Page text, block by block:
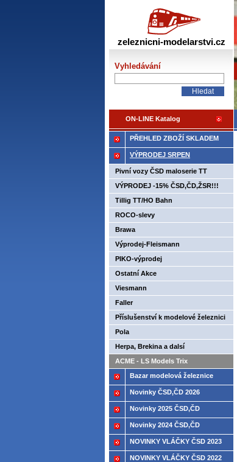
PŘEHLED ZBOŽÍ SKLADEM
VÝPRODEJ SRPEN
Pivní vozy ČSD maloserie TT
VÝPRODEJ -15% ČSD,ČD,ŽSR!!!
Tillig TT/HO Bahn
ROCO-slevy
Brawa
Výprodej-Fleismann
PIKO-výprodej
Ostatní Akce
Viesmann
Faller
Příslušenství k modelové železnici
až -30%
Pola
Herpa, Brekina a dalsí
ACME - LS Models Trix
Bazar modelová železnice
Novinky ČSD,ČD 2026
Novinky 2025 ČSD,ČD
Novinky 2024 ČSD,ČD
NOVINKY VLÁČKY ČSD 2023
NOVINKY VLÁČKY ČSD 2022
zeleznicni-modelarstvi.cz
Vyhledávání
ON-LINE Katalog